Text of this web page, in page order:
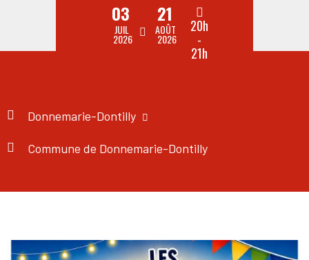
03
JUIL
2026
21
AOÛT
2026
20h
-
21h
Donnemarie-Dontilly
Commune de Donnemarie-Dontilly